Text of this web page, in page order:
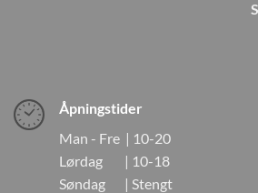
Åpningstider
Man - Fre | 10-20
Lørdag | 10-18
Søndag | Stengt